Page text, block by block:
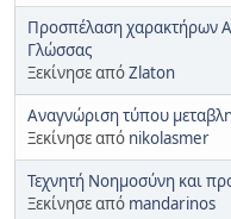
Προσπέλαση χαρακτήρων
Γλώσσας
Ξεκίνησε απόZlaton
Αναγνώριση τύπου
Ξεκίνησε από nikolasmer
Τεχνητή Νοημοσύνη και
Ξεκίνησε από mandarinos